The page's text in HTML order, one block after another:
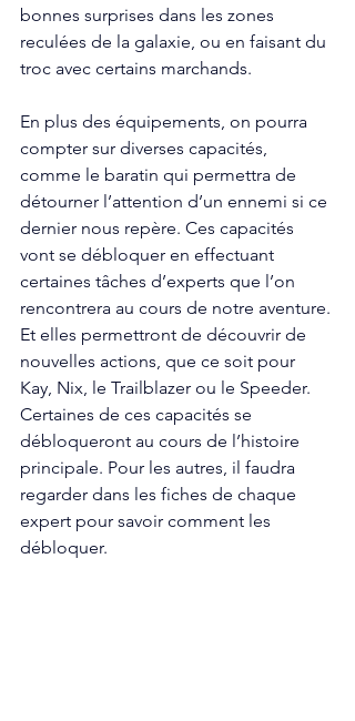
bonnes surprises dans les zones
reculées de la galaxie, ou en faisant du
troc avec certains marchands.
En plus des équipements, on pourra
compter sur diverses capacités,
comme le baratin qui permettra de
détourner l’attention d’un ennemi si ce
dernier nous repère. Ces capacités
vont se débloquer en effectuant
certaines tâches d’experts que l’on
rencontrera au cours de notre aventure.
Et elles permettront de découvrir de
nouvelles actions, que ce soit pour
Kay, Nix, le Trailblazer ou le Speeder.
Certaines de ces capacités se
débloqueront au cours de l’histoire
principale. Pour les autres, il faudra
regarder dans les fiches de chaque
expert pour savoir comment les
débloquer.